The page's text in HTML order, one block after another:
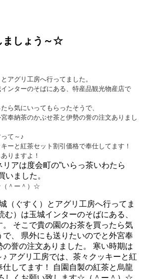
ましょう～☆
アグリ工房へ行ってました。
ンターのそばにある、特産品観光物産店で
ら気にいってもらったそうで、
奉納茶のかぶせ茶と伊勢の誉の注文ありまし
て～♪
ーと紅茶セット割引価格で奉仕してます！
りますよ！
アは度会町の”いらっ茶いわたら
いました。
＾ー＾）☆